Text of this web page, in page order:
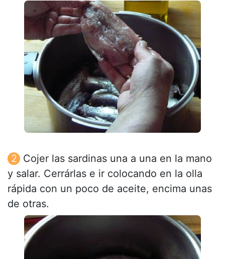
Cojer las sardinas una a una en la mano
y salar. Cerrárlas e ir colocando en la olla
rápida con un poco de aceite, encima unas
de otras.